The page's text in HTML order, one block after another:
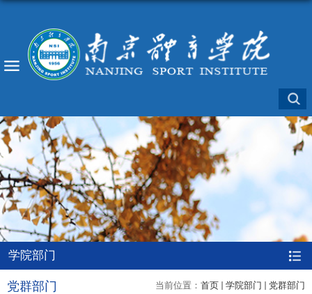
学院部门
当前位置： 首页 学院部门 党群部门
党群部门